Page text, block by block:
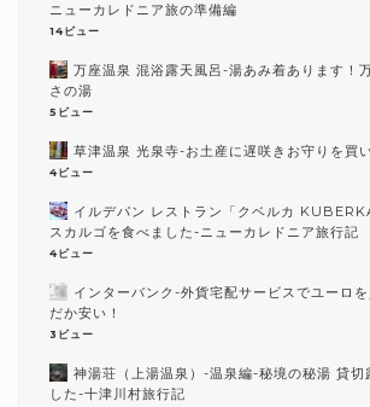
ニューカレドニア旅の準備編
14ビュー
万座温泉 混浴露天風呂-湯あみ着あります！
さの湯
5ビュー
草津温泉 光泉寺-お土産に遅咲きお守りを買
4ビュー
イルデパン レストラン「クベルカ
スカルゴを食べました-ニューカレドニア旅行記
4ビュー
インターバンク-外貨宅配サービスでユーロ
だか安い！
3ビュー
神湯荘（上湯温泉）-温泉編-秘境の秘湯 貸切
した-十津川村旅行記